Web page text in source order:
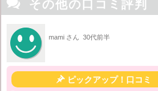
 その他の口コミ評判
mami さん 30代前半
ピックアップ！口コミ